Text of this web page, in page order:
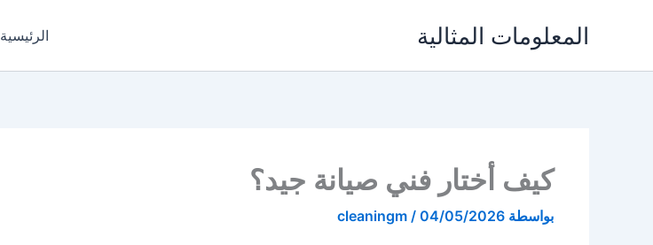
المعلومات المثالية الرئيسية
كيف أختار فني صيانة جيد؟
بواسطة cleaningm / 04/05/2026